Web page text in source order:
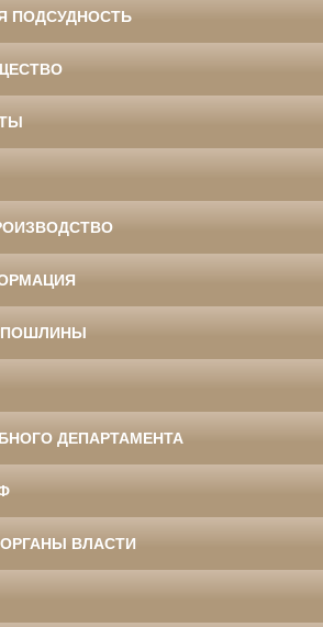
ПОДСУДНОСТЬ
ДЕПАРТАМЕНТА
ВЛАСТИ